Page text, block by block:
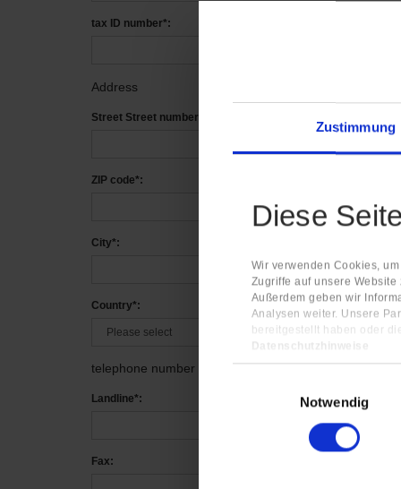
Zustimmung
Diese
Wir verwenden Cookies,
Zugriffe auf unsere
Außerdem geben wir
Analysen weiter. Unsere
bereitgestellt haben oder
Datenschutzhinweise
Impressum
Notwendig
tax ID number*:
Address
Street Street number*:
ZIP code*:
City*:
Country*:
telephone number
Landline*:
Fax: